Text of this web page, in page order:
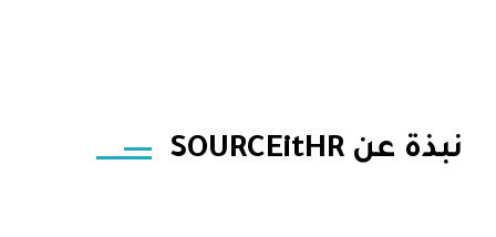
نبذة عن SOURCEitHR